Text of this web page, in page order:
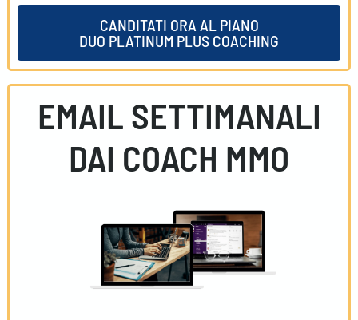
CANDITATI ORA AL PIANO
DUO PLATINUM PLUS COACHING
EMAIL SETTIMANALI
DAI COACH MMO